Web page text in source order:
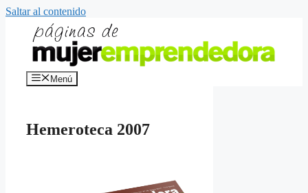
Saltar al contenido
Menú
Hemeroteca 2007